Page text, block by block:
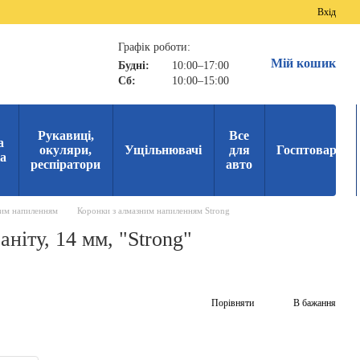
Вхід
Графік роботи:
Будні:
10:00–17:00
Сб:
10:00–15:00
Мій кошик
Рукавиці,
окуляри,
респіратори
Ущільнювачі
Все
для
авто
Госптовари
напиленням Коронки з алмазним напиленням Strong
14 мм, "Strong"
Порівняти В бажання